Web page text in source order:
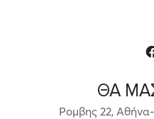
ΘΑ
Ρομβης 22,